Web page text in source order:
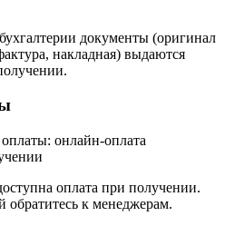
документы (оригинал
накладная) выдаются
онлайн-оплата
оплата при получении.
обратитесь к менеджерам.